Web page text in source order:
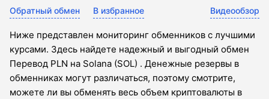
Обратный обмен В избранное Видеообзор
Ниже представлен мониторинг обменников с лучшими
курсами. Здесь найдете надежный и выгодный обмен
Перевод PLN на Solana (SOL) . Денежные резервы в
обменниках могут различаться, поэтому смотрите,
можете ли вы обменять весь объем криптовалюты в